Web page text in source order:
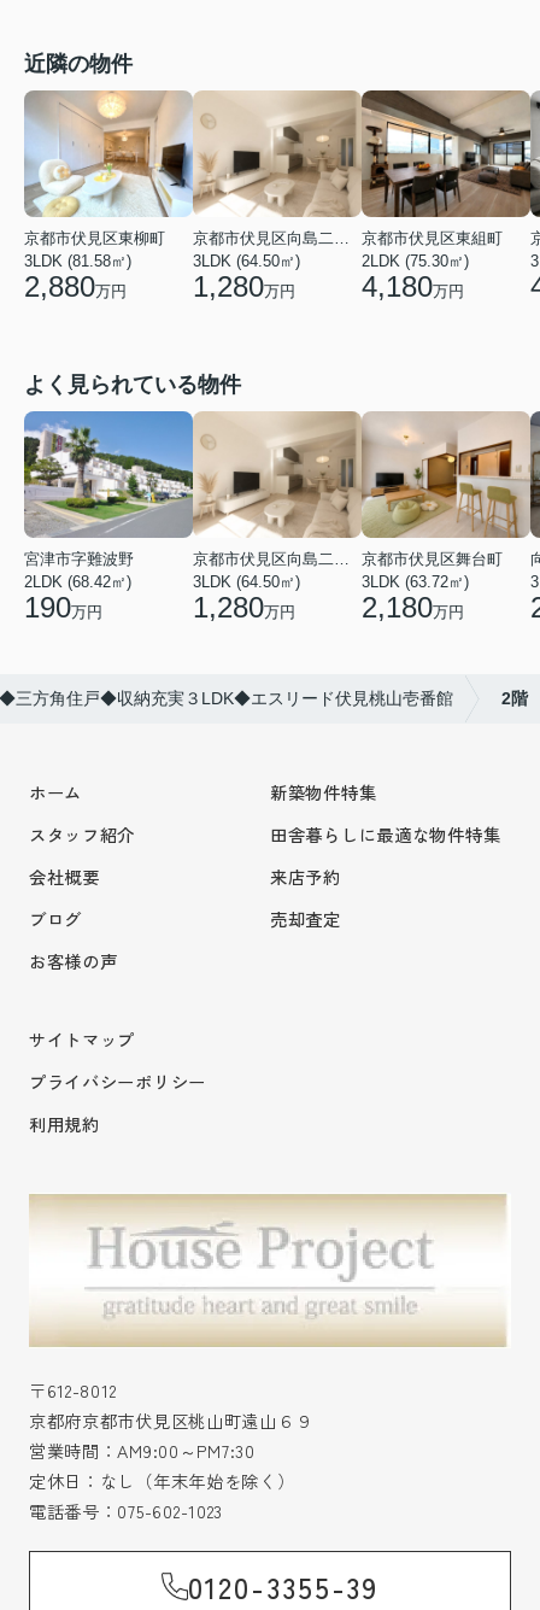
近隣の物件
京都市伏見区東柳町
3LDK (81.58㎡)
2,880万円
3LDK (64.50㎡)
1,280万円
京都市伏見区東組町
2LDK (75.30㎡)
4,180万円
よく見られている物件
宮津市字難波野
2LDK (68.42㎡)
190万円
京都市伏見区向島二ノ丸町
3LDK (64.50㎡)
1,280万円
京都市伏見区舞台町
3LDK (63.72㎡)
2,180万円
三方角住戸◆収納充実３LDK◆エスリード伏見桃山壱番館 2階
ホーム
スタッフ紹介
会社概要
ブログ
お客様の声
新築物件特集
田舎暮らしに最適な物件特集
来店予約
売却査定
サイトマップ
プライバシーポリシー
利用規約
〒612-8012
京都府京都市伏見区桃山町遠山６９
営業時間：AM9:00～PM7:30
定休日：なし（年末年始を除く）
電話番号： 075-602-1023
0120-3355-39